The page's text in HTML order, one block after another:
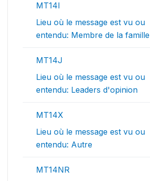
MT14I
Lieu où le message est vu ou
entendu: Membre de la famille
MT14J
Lieu où le message est vu ou
entendu: Leaders d'opinion
MT14X
Lieu où le message est vu ou
entendu: Autre
MT14NR